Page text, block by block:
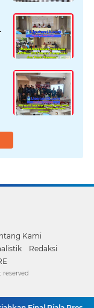
Kami
Redaksi
reserved